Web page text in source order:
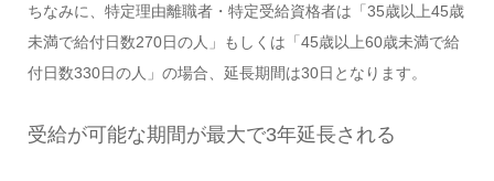
ちなみに、特定理由離職者・特定受給資格者は「35歳以上45歳
未満で給付日数270日の人」もしくは「45歳以上60歳未満で給
付日数330日の人」の場合、延長期間は30日となります。
受給が可能な期間が最大で3年延長される